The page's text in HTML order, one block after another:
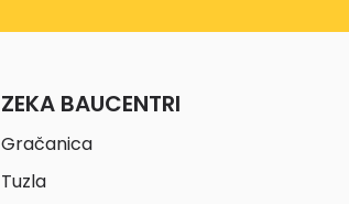
ZEKA BAUCENTRI
Gračanica
Tuzla